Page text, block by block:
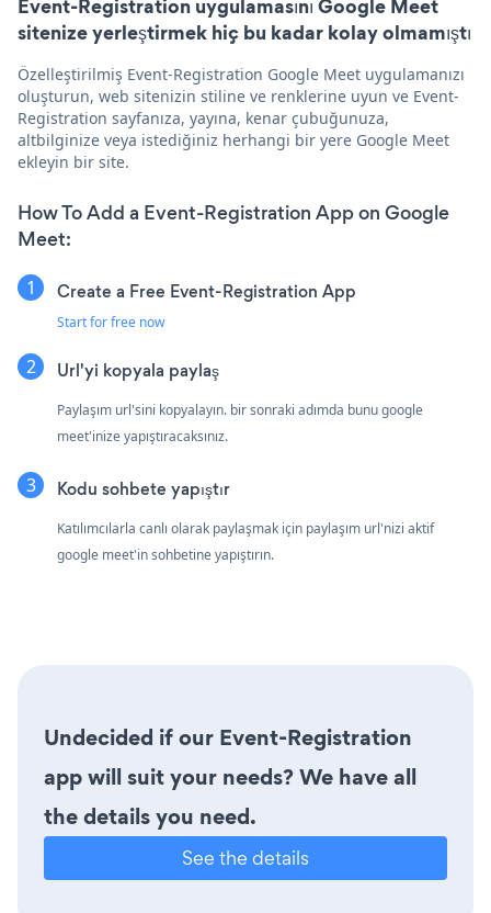
Event-Registration uygulamasını Google Meet
sitenize yerleştirmek hiç bu kadar kolay olmamıştı
Özelleştirilmiş Event-Registration Google Meet uygulamanızı
oluşturun, web sitenizin stiline ve renklerine uyun ve Event-
Registration sayfanıza, yayına, kenar çubuğunuza,
altbilginize veya istediğiniz herhangi bir yere Google Meet
ekleyin bir site.
How To Add a Event-Registration App on Google
Meet:
Create a Free Event-Registration App
Start for free now
Url'yi kopyala paylaş
Paylaşım url'sini kopyalayın. bir sonraki adımda bunu google
meet'inize yapıştıracaksınız.
Kodu sohbete yapıştır
Katılımcılarla canlı olarak paylaşmak için paylaşım url'nizi aktif
google meet'in sohbetine yapıştırın.
Undecided if our Event-Registration
app will suit your needs? We have all
the details you need.
See the details